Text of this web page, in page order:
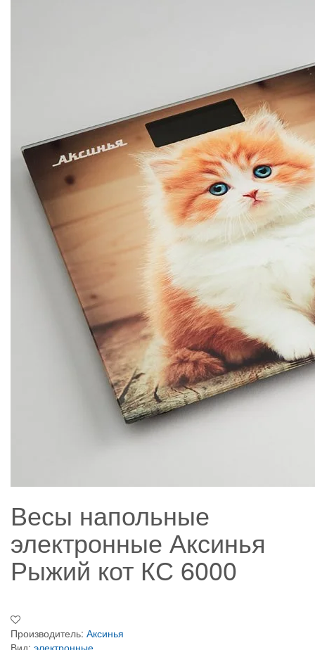
Весы напольные
электронные Аксинья
Рыжий кот КС 6000
Производитель: Аксинья
Вид: электронные